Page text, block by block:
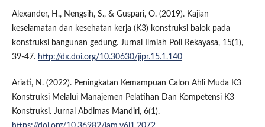
Alexander, H., Nengsih, S., & Guspari, O. (2019). Kajian
keselamatan dan kesehatan kerja (K3) konstruksi balok pada
konstruksi bangunan gedung. Jurnal Ilmiah Poli Rekayasa, 15(1),
39-47. http://dx.doi.org/10.30630/jipr.15.1.140
Ariati, N. (2022). Peningkatan Kemampuan Calon Ahli Muda K3
Konstruksi Melalui Manajemen Pelatihan Dan Kompetensi K3
Konstruksi. Jurnal Abdimas Mandiri, 6(1).